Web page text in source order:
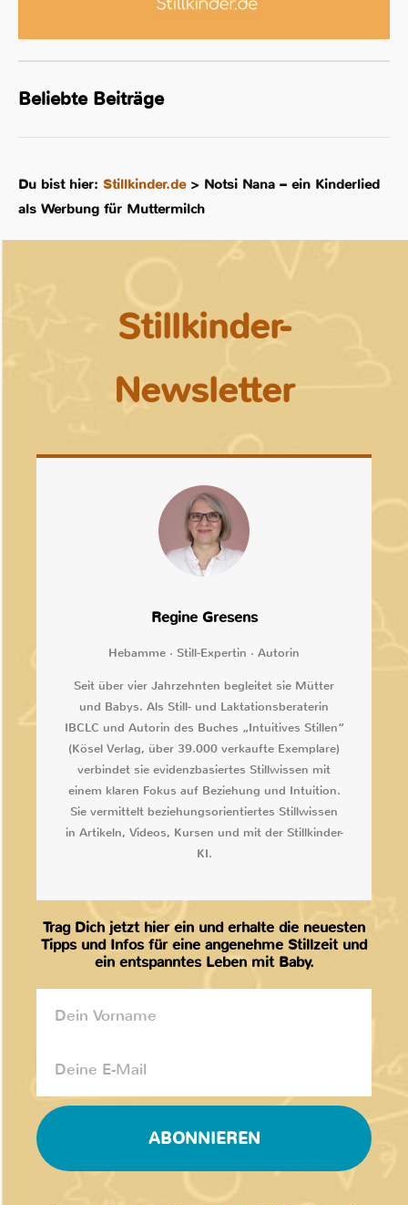
Beliebte Beiträge
Du bist hier: Stillkinder.de> Notsi Nana – ein Kinderlied
als Werbung für Muttermilch
Stillkinder-
Newsletter
Regine Gresens
Hebamme · Still-Expertin · Autorin
Seit über vier Jahrzehnten begleitet sie Mütter
und Babys. Als Still- und Laktationsberaterin
IBCLC und Autorin des Buches „Intuitives Stillen“
(Kösel Verlag, über 39.000 verkaufte Exemplare)
verbindet sie evidenzbasiertes Stillwissen mit
einem klaren Fokus auf Beziehung und Intuition.
Sie vermittelt beziehungsorientiertes Stillwissen
in Artikeln, Videos, Kursen und mit der Stillkinder-
KI.
Trag Dich jetzt hier ein und erhalte die neuesten
Tipps und Infos für eine angenehme Stillzeit und
ein entspanntes Leben mit Baby.
ABONNIEREN